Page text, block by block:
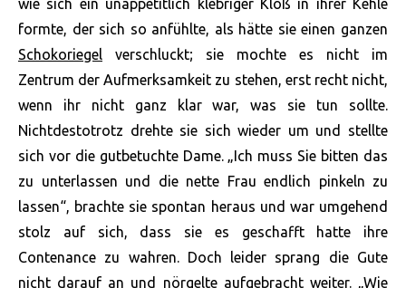
wie sich ein unappetitlich klebriger Kloß in ihrer Kehle
formte, der sich so anfühlte, als hätte sie einen ganzen
Schokoriegel verschluckt; sie mochte es nicht im
Zentrum der Aufmerksamkeit zu stehen, erst recht nicht,
wenn ihr nicht ganz klar war, was sie tun sollte.
Nichtdestotrotz drehte sie sich wieder um und stellte
sich vor die gutbetuchte Dame. „Ich muss Sie bitten das
zu unterlassen und die nette Frau endlich pinkeln zu
lassen“, brachte sie spontan heraus und war umgehend
stolz auf sich, dass sie es geschafft hatte ihre
Contenance zu wahren. Doch leider sprang die Gute
nicht darauf an und nörgelte aufgebracht weiter. „Wie